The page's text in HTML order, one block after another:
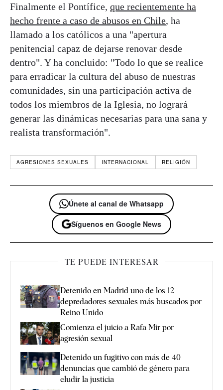
Finalmente el Pontífice, que recientemente ha
hecho frente a caso de abusos en Chile, ha
llamado a los católicos a una "apertura
penitencial capaz de dejarse renovar desde
dentro". Y ha concluido: "Todo lo que se realice
para erradicar la cultura del abuso de nuestras
comunidades, sin una participación activa de
todos los miembros de la Iglesia, no logrará
generar las dinámicas necesarias para una sana y
realista transformación".
AGRESIONES SEXUALES INTERNACIONAL RELIGIÓN
Únete al canal de Whatsapp
Síguenos en Google News
TE PUEDE INTERESAR
Detenido en Madrid uno de los 12
depredadores sexuales más buscados por
Reino Unido
Comienza el juicio a Rafa Mir por
agresión sexual
Detenido un fugitivo con más de 40
denuncias que cambió de género para
eludir la justicia